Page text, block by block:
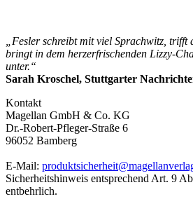
„Fesler schreibt mit viel Sprachwitz, trifft
bringt in dem herzerfrischenden Lizzy-
unter.“
Sarah Kroschel, Stuttgarter
Kontakt
Magellan GmbH & Co. KG
Dr.-Robert-Pfleger-Straße 6
96052 Bamberg
E-Mail:
Sicherheitshinweis entsprechend Art. 9
entbehrlich.